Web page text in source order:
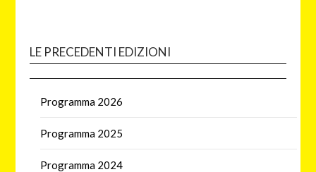
LE PRECEDENTI EDIZIONI
Programma 2026
Programma 2025
Programma 2024